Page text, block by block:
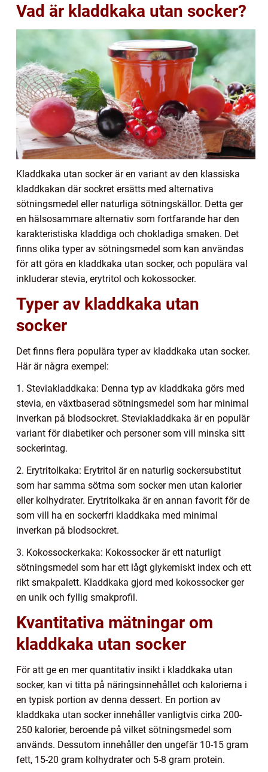
Vad är kladdkaka utan socker?
Kladdkaka utan socker är en variant av den klassiska
kladdkakan där sockret ersätts med alternativa
sötningsmedel eller naturliga sötningskällor. Detta ger
en hälsosammare alternativ som fortfarande har den
karakteristiska kladdiga och chokladiga smaken. Det
finns olika typer av sötningsmedel som kan användas
för att göra en kladdkaka utan socker, och populära val
inkluderar stevia, erytritol och kokossocker.
Typer av kladdkaka utan
socker
Det finns flera populära typer av kladdkaka utan socker.
Här är några exempel:
1. Steviakladdkaka: Denna typ av kladdkaka görs med
stevia, en växtbaserad sötningsmedel som har minimal
inverkan på blodsockret. Steviakladdkaka är en populär
variant för diabetiker och personer som vill minska sitt
sockerintag.
2. Erytritolkaka: Erytritol är en naturlig sockersubstitut
som har samma sötma som socker men utan kalorier
eller kolhydrater. Erytritolkaka är en annan favorit för de
som vill ha en sockerfri kladdkaka med minimal
inverkan på blodsockret.
3. Kokossockerkaka: Kokossocker är ett naturligt
sötningsmedel som har ett lågt glykemiskt index och ett
rikt smakpalett. Kladdkaka gjord med kokossocker ger
en unik och fyllig smakprofil.
Kvantitativa mätningar om
kladdkaka utan socker
För att ge en mer quantitativ insikt i kladdkaka utan
socker, kan vi titta på näringsinnehållet och kalorierna i
en typisk portion av denna dessert. En portion av
kladdkaka utan socker innehåller vanligtvis cirka 200-
250 kalorier, beroende på vilket sötningsmedel som
används. Dessutom innehåller den ungefär 10-15 gram
fett, 15-20 gram kolhydrater och 5-8 gram protein.